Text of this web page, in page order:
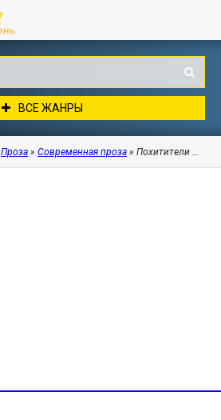
ВСЕ ЖАНРЫ
Проза » Современная проза » Похитители